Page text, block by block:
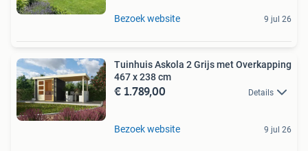
Bezoek website 9 jul 26
Tuinhuis Askola 2 Grijs met Overkapping
467 x 238 cm
€ 1.789,00 Details
Bezoek website 9 jul 26